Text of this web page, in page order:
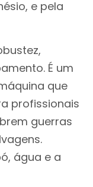
e pela
É um
que
profissionais
guerras
água e a